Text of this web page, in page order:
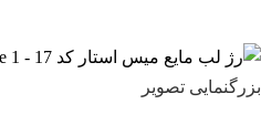
بزرگنمایی تصویر